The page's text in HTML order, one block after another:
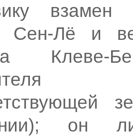
взамен
Сен-Лё и
Клеве-
он